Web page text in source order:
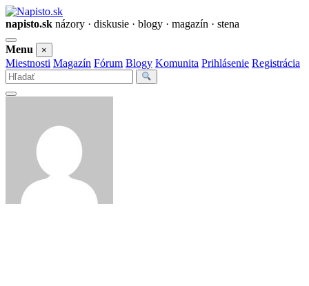
napisto.sk názory · diskusie · blogy · magazín · stena
Otvoriť
menu
Menu ×
Miestnosti Magazín Fórum Blogy Komunita Prihlásenie Registrácia
Vyhľadať